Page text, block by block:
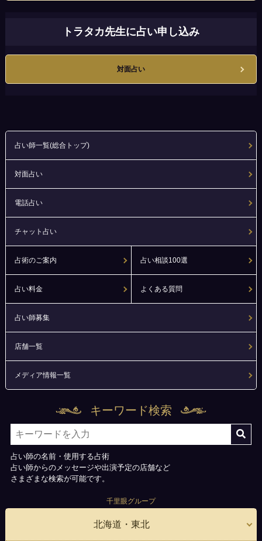
トラタカ先生に占い申し込み
対面占い
占い師一覧(総合トップ)
対面占い
電話占い
チャット占い
占術のご案内 占い相談100選
占い料金 よくある質問
占い師募集
店舗一覧
メディア情報一覧
キーワード検索
占い師の名前・使用する占術
占い師からのメッセージや出演予定の店舗など
さまざまな検索が可能です。
千里眼グループ
北海道・東北